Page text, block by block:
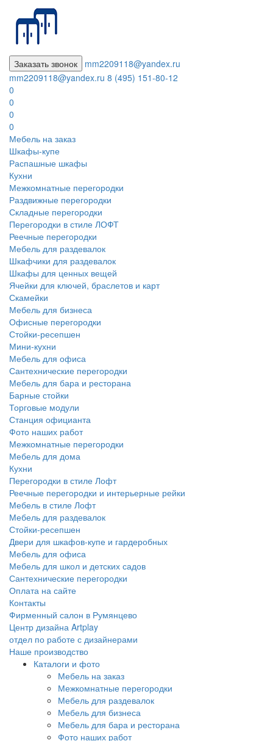
Заказать звонок
mm2209118@yandex.ru
mm2209118@yandex.ru 8 (495) 151-80-12
0
0
0
0
Мебель на заказ
Шкафы-купе
Распашные шкафы
Кухни
Межкомнатные перегородки
Раздвижные перегородки
Складные перегородки
Перегородки в стиле ЛОФТ
Реечные перегородки
Мебель для раздевалок
Шкафчики для раздевалок
Шкафы для ценных вещей
Ячейки для ключей, браслетов и карт
Скамейки
Мебель для бизнеса
Офисные перегородки
Стойки-ресепшен
Мини-кухни
Мебель для офиса
Сантехнические перегородки
Мебель для бара и ресторана
Барные стойки
Торговые модули
Станция официанта
Фото наших работ
Межкомнатные перегородки
Мебель для дома
Кухни
Перегородки в стиле Лофт
Реечные перегородки и интерьерные рейки
Мебель в стиле Лофт
Мебель для раздевалок
Стойки-ресепшен
Двери для шкафов-купе и гардеробных
Мебель для офиса
Мебель для школ и детских садов
Сантехнические перегородки
Оплата на сайте
Контакты
Фирменный салон в Румянцево
Центр дизайна Artplay
отдел по работе с дизайнерами
Наше производство
Каталоги и фото
Мебель на заказ
Межкомнатные перегородки
Мебель для раздевалок
Мебель для бизнеса
Мебель для бара и ресторана
Фото наших работ